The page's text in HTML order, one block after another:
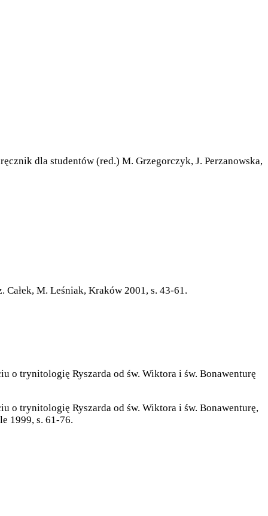
dla studentów (red.) M. Grzegorczyk, J. Perzanowska,
Całek, M. Leśniak, Kraków 2001, s. 43-61.
o trynitologię Ryszarda od św. Wiktora i św. Bonawenturę
o trynitologię Ryszarda od św. Wiktora i św. Bonawenturę,
1999, s. 61-76.